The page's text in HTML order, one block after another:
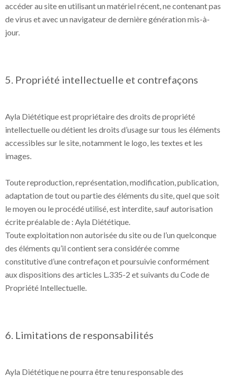
accéder au site en utilisant un matériel récent, ne contenant pas
de virus et avec un navigateur de dernière génération mis-à-
jour.
5. Propriété intellectuelle et contrefaçons
Ayla Diététique est propriétaire des droits de propriété
intellectuelle ou détient les droits d’usage sur tous les éléments
accessibles sur le site, notamment le logo, les textes et les
images.
Toute reproduction, représentation, modification, publication,
adaptation de tout ou partie des éléments du site, quel que soit
le moyen ou le procédé utilisé, est interdite, sauf autorisation
écrite préalable de : Ayla Diététique.
Toute exploitation non autorisée du site ou de l’un quelconque
des éléments qu’il contient sera considérée comme
constitutive d’une contrefaçon et poursuivie conformément
aux dispositions des articles L.335-2 et suivants du Code de
Propriété Intellectuelle.
6. Limitations de responsabilités
Ayla Diététique ne pourra être tenu responsable des